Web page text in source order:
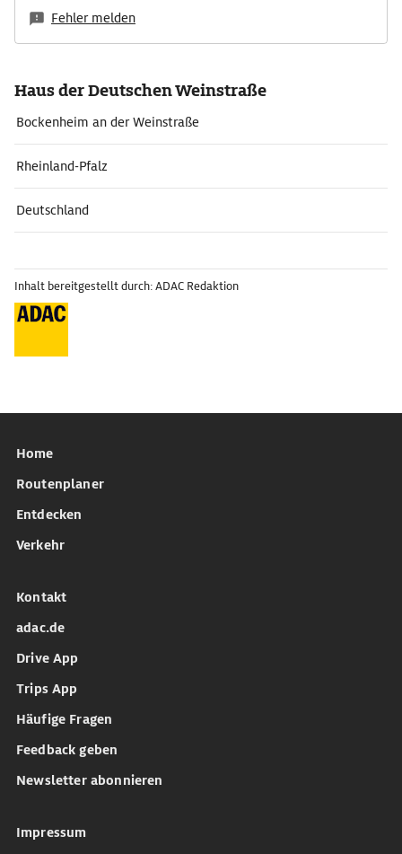
Fehler melden
Haus der Deutschen Weinstraße
Bockenheim an der Weinstraße
Rheinland-Pfalz
Deutschland
Inhalt bereitgestellt durch: ADAC Redaktion
Home
Routenplaner
Entdecken
Verkehr
Kontakt
adac.de
Drive App
Trips App
Häufige Fragen
Feedback geben
Newsletter abonnieren
Impressum